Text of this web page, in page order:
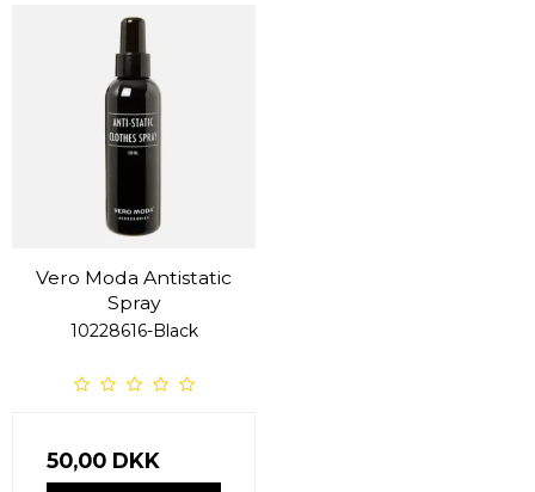
Vero Moda Antistatic
Spray
10228616-Black
50,00 DKK